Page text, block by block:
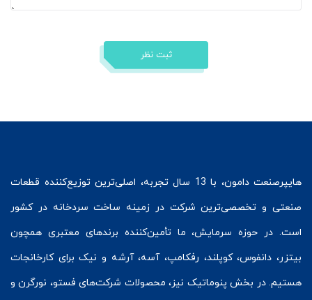
ثبت نظر
هایپرصنعت
دامون، با 13 سال تجربه، اصلی‌ترین توزیع‌کننده قطعات
صنعتی و تخصصی‌ترین شرکت در زمینه ساخت سردخانه در کشور
است. در حوزه سرمایش، ما تأمین‌کننده برندهای معتبری همچون
بیتزر، دانفوس،کوپلند، رفکامپ، آسه، آرشه و نیک برای کارخانجات
هستیم. در بخش پنوماتیک نیز، محصولات شرکت‌های فستو، نورگرن و